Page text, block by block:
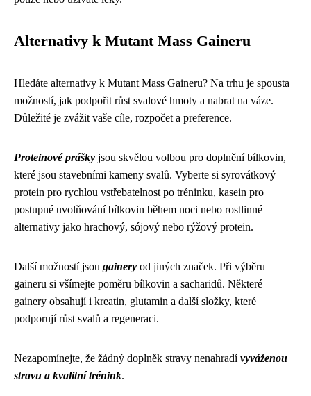
Alternativy k Mutant Mass Gaineru
Hledáte alternativy k Mutant Mass Gaineru? Na trhu je spousta
možností, jak podpořit růst svalové hmoty a nabrat na váze.
Důležité je zvážit vaše cíle, rozpočet a preference.
Proteinové prášky jsou skvělou volbou pro doplnění bílkovin,
které jsou stavebními kameny svalů. Vyberte si syrovátkový
protein pro rychlou vstřebatelnost po tréninku, kasein pro
postupné uvolňování bílkovin během noci nebo rostlinné
alternativy jako hrachový, sójový nebo rýžový protein.
Další možností jsou gainery od jiných značek. Při výběru
gaineru si všímejte poměru bílkovin a sacharidů. Některé
gainery obsahují i kreatin, glutamin a další složky, které
podporují růst svalů a regeneraci.
Nezapomínejte, že žádný doplněk stravy nenahradívyváženou
stravu a kvalitní trénink.